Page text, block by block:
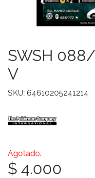
SWSH
V
SKU: 64610205241214
Agotado.
$ 4.000